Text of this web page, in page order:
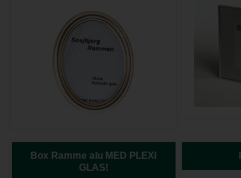
Box Ramme alu MED PLEXI
GLAS!